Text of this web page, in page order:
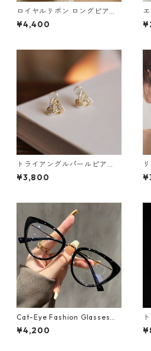
ロイヤルリボン ロングピア
ス・イヤリング：651
¥4,400
トライアングルパールピア
ス・イヤリング：195
¥3,800
Cat-Eye Fashion Glasses
（４色）：542
¥4,200